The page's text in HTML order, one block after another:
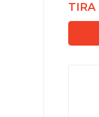
TIRA